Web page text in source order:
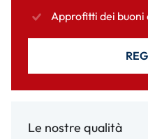
Approfitti dei buoni
Le nostre qualità